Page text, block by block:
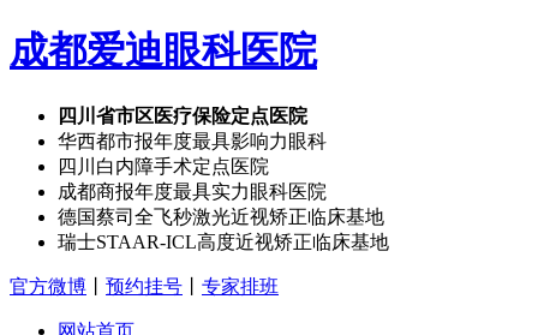
成都爱迪眼科医院
四川省市区医疗保险定点医院
华西都市报年度最具影响力眼科
四川白内障手术定点医院
成都商报年度最具实力眼科医院
德国蔡司全飞秒激光近视矫正临床基地
瑞士STAAR-ICL高度近视矫正临床基地
官方微博 预约挂号 专家排班
网站首页